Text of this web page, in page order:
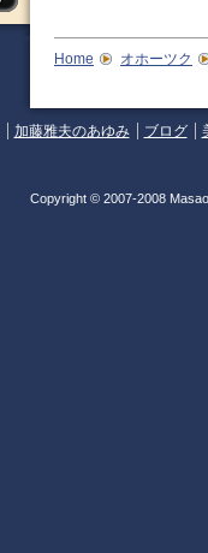
Home オホーツク
加藤雅夫のあゆみ ブログ
Copyright © 2007-2008